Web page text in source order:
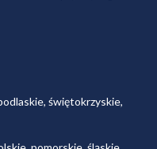
świętokrzyskie,